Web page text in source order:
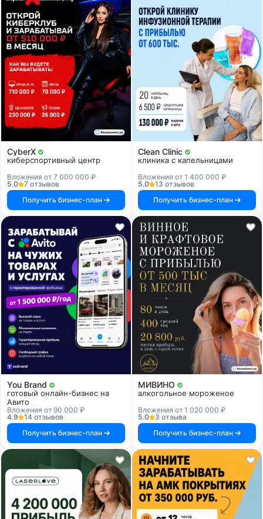
CyberX
киберспортивный центр
Вложения от 7 000 000 ₽
5.0
7 отзывов
Получить бизнес-план
Clean Clinic
клиника с капельницами
Вложения от 1 400 000 ₽
5.0
13 отзывов
Получить бизнес-план
You Brand
готовый онлайн-бизнес на
Авито
Вложения от 90 000 ₽
4.9
14 отзывов
Получить бизнес-план
МИВИНО
алкогольное мороженое
Вложения от 1 020 000 ₽
5.0
3 отзыва
Получить бизнес-план